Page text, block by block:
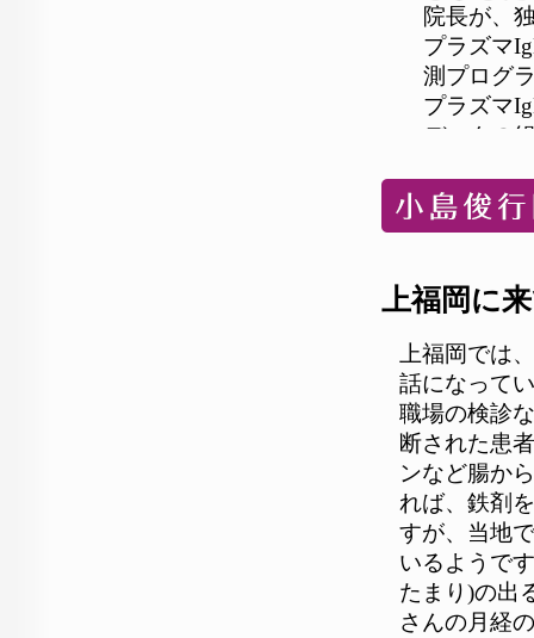
院長が、
プラズマ
測プログ
プラズマ
データの
日本産科
用する予
院長が、
予約方法
メールア
までです
しかでき
ルもこの
ん。また
い。
上福岡に
上福岡では
話になって
職場の検診
断された患
ンなど腸か
れば、鉄剤
すが、当地
いるようで
たまり)の出
さんの月経